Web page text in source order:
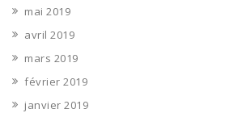
mai 2019
avril 2019
mars 2019
février 2019
janvier 2019